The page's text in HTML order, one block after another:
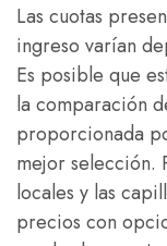
Las cuotas
ingreso varían
Es posible que
la comparación
proporcionada
mejor selección.
locales y las
precios con